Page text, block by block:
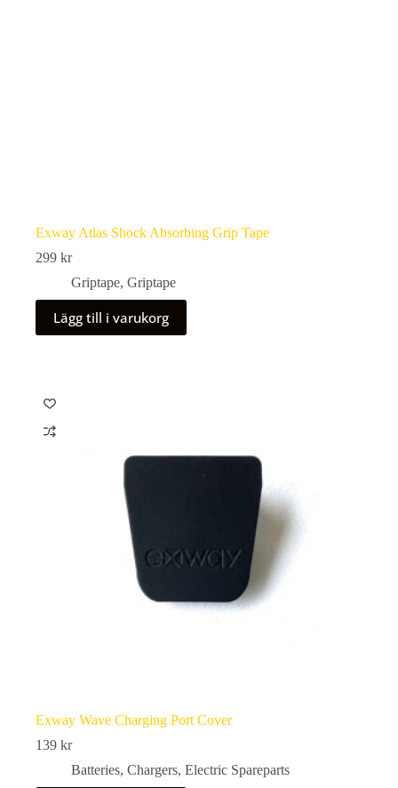
Exway Atlas Shock Absorbing Grip Tape
299 kr
Griptape, Griptape
Lägg till i varukorg
Exway Wave Charging Port Cover
139 kr
Batteries, Chargers, Electric Spareparts